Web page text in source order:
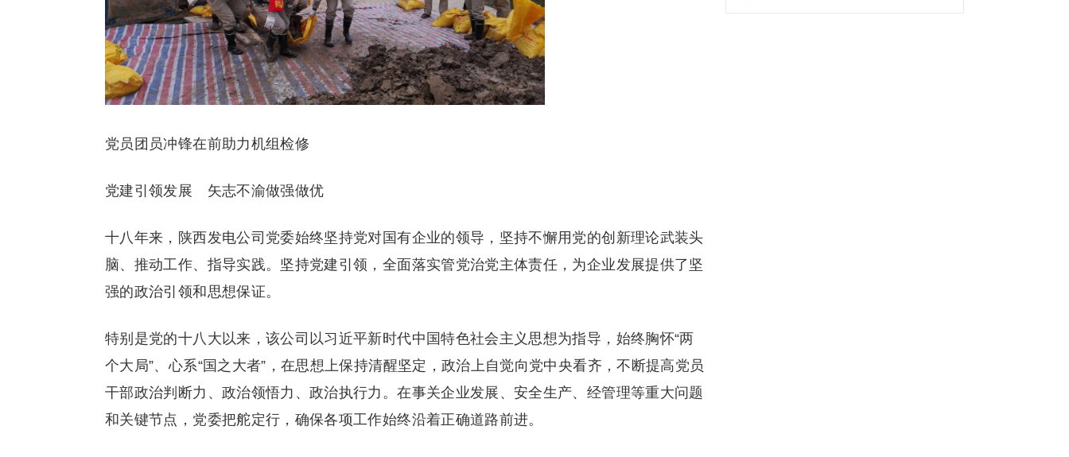
党员团员冲锋在前助力机组检修
党建引领发展 矢志不渝做强做优
十八年来，陕西发电公司党委始终坚持党对国有企业的领导，坚持不懈用党的创新理论武装头
脑、推动工作、指导实践。坚持党建引领，全面落实管党治党主体责任，为企业发展提供了坚
强的政治引领和思想保证。
特别是党的十八大以来，该公司以习近平新时代中国特色社会主义思想为指导，始终胸怀“两
个大局”、心系“国之大者”，在思想上保持清醒坚定，政治上自觉向党中央看齐，不断提高党员
干部政治判断力、政治领悟力、政治执行力。在事关企业发展、安全生产、经管理等重大问题
和关键节点，党委把舵定行，确保各项工作始终沿着正确道路前进。